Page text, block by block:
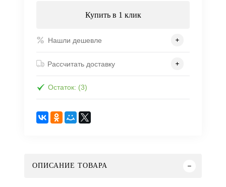
Купить в 1 клик
Нашли дешевле
Рассчитать доставку
Остаток: (3)
ОПИСАНИЕ ТОВАРА